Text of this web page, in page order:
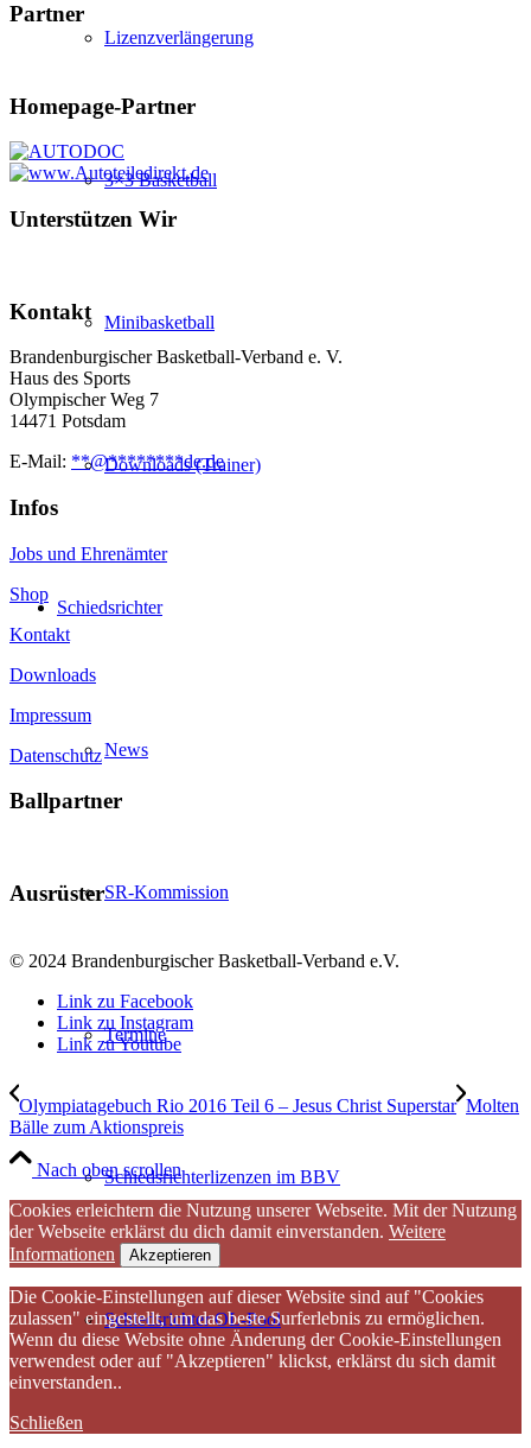
Lizenzverlängerung
3×3 Basketball
Minibasketball
Downloads (Trainer)
Schiedsrichter
News
SR-Kommission
Termine
Schiedsrichterlizenzen im BBV
Schiedsrichter OL-Pool
Partner
Homepage-Partner
Unterstützen Wir
Kontakt
Brandenburgischer Basketball-Verband e. V.
Haus des Sports
Olympischer Weg 7
14471 Potsdam
E-Mail: **@********de.de
Infos
Jobs und Ehrenämter
Shop
Kontakt
Downloads
Impressum
Datenschutz
Ballpartner
Ausrüster
© 2024 Brandenburgischer Basketball-Verband e.V.
Link zu Facebook
Link zu Instagram
Link zu Youtube
Olympiatagebuch Rio 2016 Teil 6 – Jesus Christ Superstar Molten
Bälle zum Aktionspreis
Nach oben scrollen
Cookies erleichtern die Nutzung unserer Webseite. Mit der Nutzung
der Webseite erklärst du dich damit einverstanden. Weitere
Informationen
Akzeptieren
Die Cookie-Einstellungen auf dieser Website sind auf "Cookies
zulassen" eingestellt, um das beste Surferlebnis zu ermöglichen.
Wenn du diese Website ohne Änderung der Cookie-Einstellungen
verwendest oder auf "Akzeptieren" klickst, erklärst du sich damit
einverstanden..
Schließen